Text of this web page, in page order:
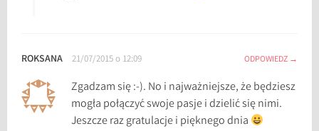
ROKSANA 21/07/2015 o 12:09 ODPOWIEDZ
Zgadzam się :-). No i najważniejsze, że będziesz
mogła połączyć swoje pasje i dzielić się nimi.
Jeszcze raz gratulacje i pięknego dnia